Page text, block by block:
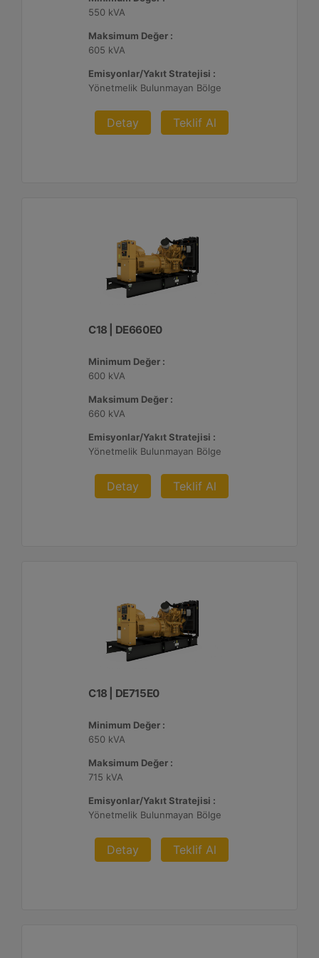
550 kVA
Maksimum Değer :
605 kVA
Emisyonlar/Yakıt Stratejisi :
Yönetmelik Bulunmayan Bölge
Detay Teklif Al
C18 | DE660E0
Minimum Değer :
600 kVA
Maksimum Değer :
660 kVA
Emisyonlar/Yakıt Stratejisi :
Yönetmelik Bulunmayan Bölge
Detay Teklif Al
C18 | DE715E0
Minimum Değer :
650 kVA
Maksimum Değer :
715 kVA
Emisyonlar/Yakıt Stratejisi :
Yönetmelik Bulunmayan Bölge
Detay Teklif Al